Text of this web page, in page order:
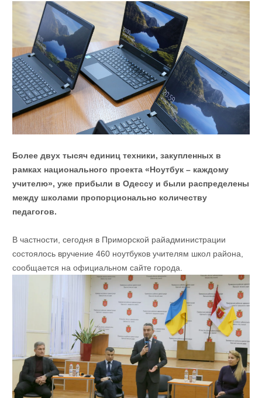
Более двух тысяч единиц техники, закупленных в
рамках национального проекта «Ноутбук – каждому
учителю», уже прибыли в Одессу и были распределены
между школами пропорционально количеству
педагогов.
В частности, сегодня в Приморской райадминистрации
состоялось вручение 460 ноутбуков учителям школ района,
сообщается на официальном сайте города.